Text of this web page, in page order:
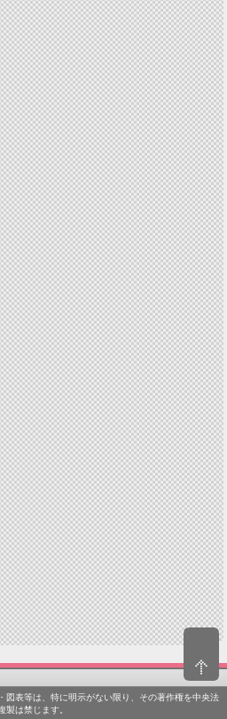
表等は、特に明示がない限り、その著作権を中央法
製は禁じます。